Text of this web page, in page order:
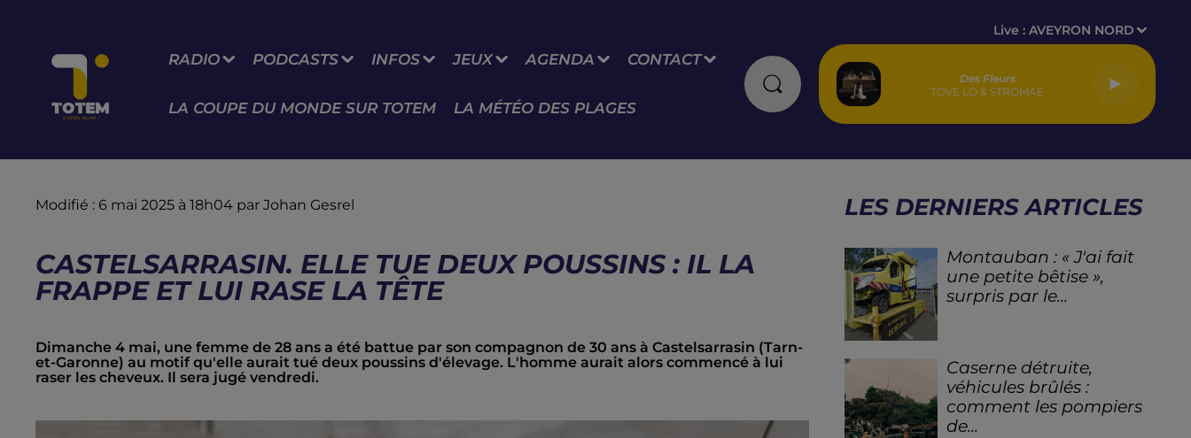
RADIO PODCASTS INFOS JEUX AGENDA CONTACT
LA COUPE DU MONDE SUR TOTEM LA MÉTÉO DES PLAGES
Live :AVEYRON NORD
Des Fleurs
TOVE LO & STROMAE
Modifié : 6 mai 2025 à 18h04 par Johan Gesrel
CASTELSARRASIN. ELLE TUE DEUX POUSSINS : IL LA
FRAPPE ET LUI RASE LA TÊTE
Dimanche 4 mai, une femme de 28 ans a été battue par son compagnon de 30 ans à Castelsarrasin (Tarn-
et-Garonne) au motif qu'elle aurait tué deux poussins d'élevage. L'homme aurait alors commencé à lui
raser les cheveux. Il sera jugé vendredi.
LES DERNIERS ARTICLES
Montauban : « J'ai fait
une petite bêtise »,
surpris par le...
Caserne détruite,
véhicules brûlés :
comment les pompiers
de...